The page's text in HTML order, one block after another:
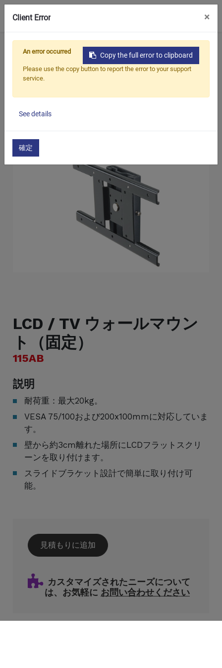
ホーム 製品
テレビマウント
13インチから32インチまでの小型サイズ
LCD / TV ウォールマウン
ト（固定）
115AB
説明
耐荷重：最大20kg。
VESA 75/100および200x100mmに対応していま
す。
壁から約3cm離れた場所にLCDフラットスクリ
ーンを取り付けます。
スライドブラケット設計で簡単に取り付け可
能。
見積もりに追加
カスタマイズされたニーズについて
は、お気軽に お問い合わせください
Client Error ×
Copy the full error to clipboard
An error occurred
Please use the copy button to report the error to your support
service.
See details
確定